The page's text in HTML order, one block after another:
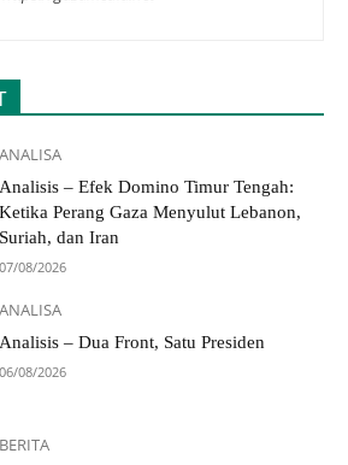
ANALISA
Analisis – Efek Domino Timur Tengah:
Ketika Perang Gaza Menyulut Lebanon,
Suriah, dan Iran
07/08/2026
ANALISA
Analisis – Dua Front, Satu Presiden
06/08/2026
BERITA